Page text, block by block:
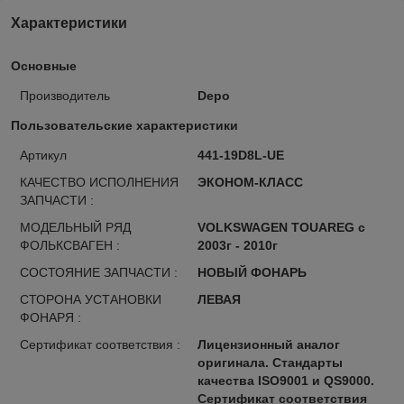
Характеристики
Основные
Производитель Depo
Пользовательские характеристики
Артикул
441-19D8L-UE
КАЧЕСТВО ИСПОЛНЕНИЯ
ЗАПЧАСТИ :
ЭКОНОМ-КЛАСС
МОДЕЛЬНЫЙ РЯД
ФОЛЬКСВАГЕН :
VOLKSWAGEN TOUAREG с
2003г - 2010г
СОСТОЯНИЕ ЗАПЧАСТИ :
НОВЫЙ ФОНАРЬ
СТОРОНА УСТАНОВКИ
ФОНАРЯ :
ЛЕВАЯ
Сертификат соответствия :
Лицензионный аналог
оригинала. Стандарты
качества ISO9001 и QS9000.
Сертификат соответствия